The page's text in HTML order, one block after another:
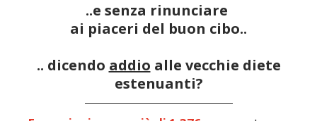
..e senza rinunciare
ai piaceri del buon cibo..
.. dicendo addio alle vecchie diete
estenuanti?